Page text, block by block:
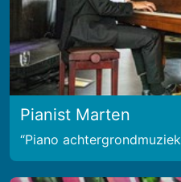
Pianist Marten
Piano achtergrondmuziek